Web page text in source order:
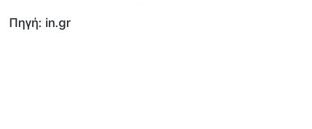
Πηγή: in.gr